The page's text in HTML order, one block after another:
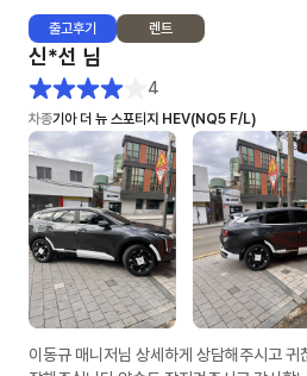
출고후기 렌트
신*선 님
4
차종기아 더 뉴 스포티지 HEV(NQ5 F/L)
이동규 매니저님 상세하게 상담해주시고 귀